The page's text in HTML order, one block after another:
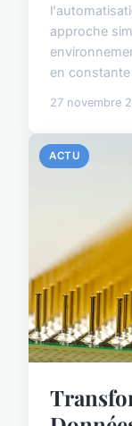
approche
en
27 novembre
ACTU